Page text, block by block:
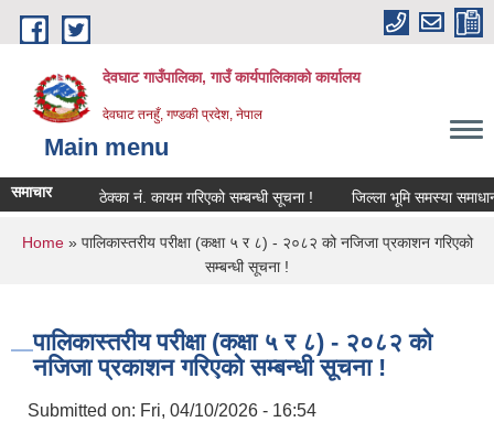
Skip to main content
देवघाट गाउँपालिका, गाउँ कार्यपालिकाको कार्यालय
देवघाट तनहुँ, गण्डकी प्रदेश, नेपाल
Main menu
समाचार ठेक्का नंं. कायम गरिएको सम्बन्धी सूचना ! जिल्ला भूमि समस्या
You are here
Home» पालिकास्तरीय परीक्षा (कक्षा ५ र ८) - २०८२ को नजिजा प्रकाशन गरिएको
सम्बन्धी सूचना !
पालिकास्तरीय परीक्षा (कक्षा ५ र ८) - २०८२ को
नजिजा प्रकाशन गरिएको सम्बन्धी सूचना !
Submitted on: Fri, 04/10/2026 - 16:54